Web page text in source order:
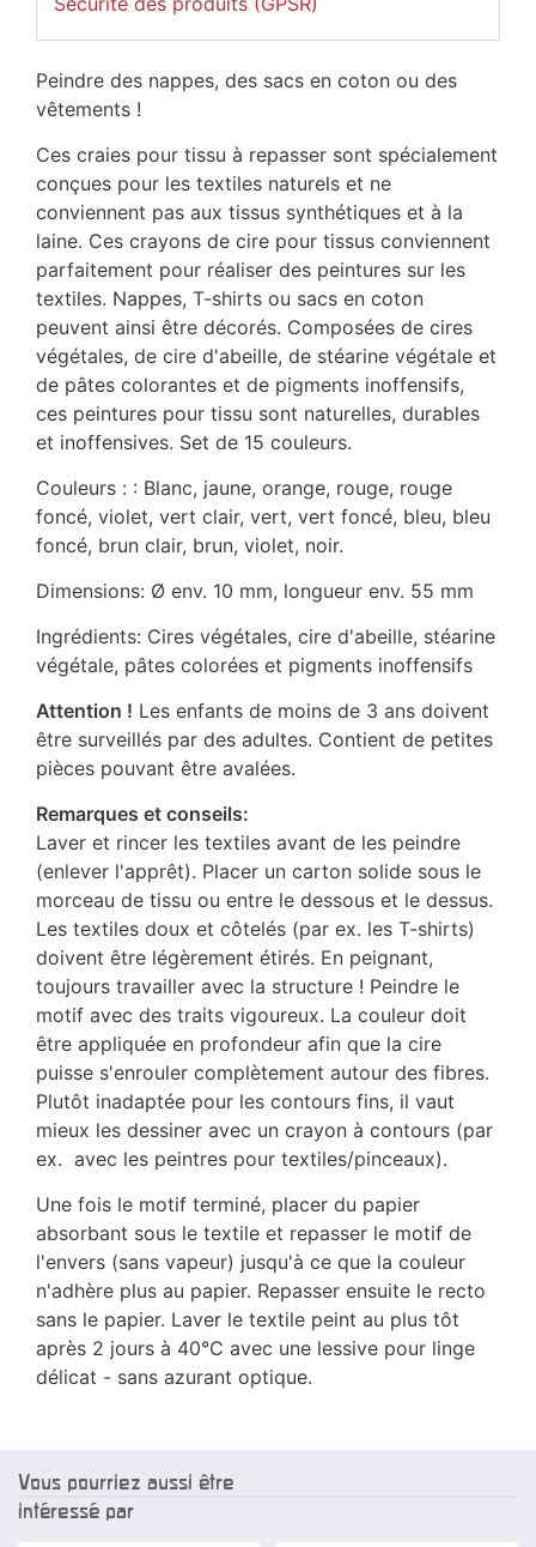
Peindre des nappes, des sacs en coton ou des
vêtements !
Ces craies pour tissu à repasser sont spécialement
conçues pour les textiles naturels et ne
conviennent pas aux tissus synthétiques et à la
laine. Ces crayons de cire pour tissus conviennent
parfaitement pour réaliser des peintures sur les
textiles. Nappes, T-shirts ou sacs en coton
peuvent ainsi être décorés. Composées de cires
végétales, de cire d'abeille, de stéarine végétale et
de pâtes colorantes et de pigments inoffensifs,
ces peintures pour tissu sont naturelles, durables
et inoffensives. Set de 15 couleurs.
Couleurs : : Blanc, jaune, orange, rouge, rouge
foncé, violet, vert clair, vert, vert foncé, bleu, bleu
foncé, brun clair, brun, violet, noir.
Dimensions: Ø env. 10 mm, longueur env. 55 mm
Ingrédients: Cires végétales, cire d'abeille, stéarine
végétale, pâtes colorées et pigments inoffensifs
Attention ! Les enfants de moins de 3 ans doivent
être surveillés par des adultes. Contient de petites
pièces pouvant être avalées.
Remarques et conseils:
Laver et rincer les textiles avant de les peindre
(enlever l'apprêt). Placer un carton solide sous le
morceau de tissu ou entre le dessous et le dessus.
Les textiles doux et côtelés (par ex. les T-shirts)
doivent être légèrement étirés. En peignant,
toujours travailler avec la structure ! Peindre le
motif avec des traits vigoureux. La couleur doit
être appliquée en profondeur afin que la cire
puisse s'enrouler complètement autour des fibres.
Plutôt inadaptée pour les contours fins, il vaut
mieux les dessiner avec un crayon à contours (par
ex. avec les peintres pour textiles/pinceaux).
Une fois le motif terminé, placer du papier
absorbant sous le textile et repasser le motif de
l'envers (sans vapeur) jusqu'à ce que la couleur
n'adhère plus au papier. Repasser ensuite le recto
sans le papier. Laver le textile peint au plus tôt
après 2 jours à 40°C avec une lessive pour linge
délicat - sans azurant optique.
Vous pourriez aussi être
intéressé par